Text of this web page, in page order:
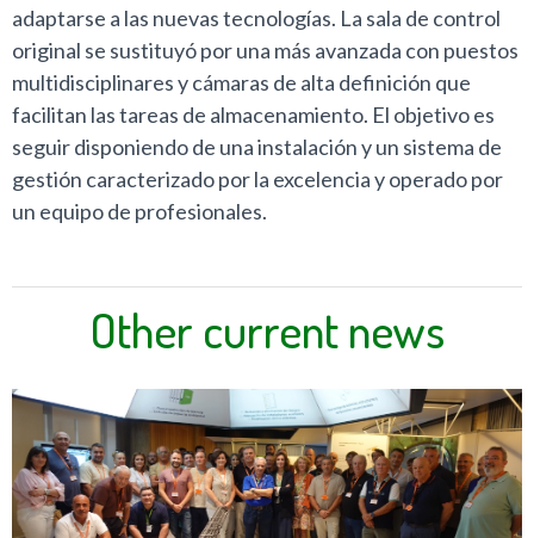
adaptarse a las nuevas tecnologías. La sala de control
original se sustituyó por una más avanzada con puestos
multidisciplinares y cámaras de alta definición que
facilitan las tareas de almacenamiento. El objetivo es
seguir disponiendo de una instalación y un sistema de
gestión caracterizado por la excelencia y operado por
un equipo de profesionales.
Other current news